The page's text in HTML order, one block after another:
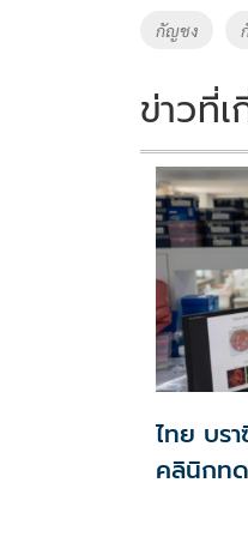
o
k
Tags
กัญชง
ข่าวที่
ไทย บร
คลินิกท